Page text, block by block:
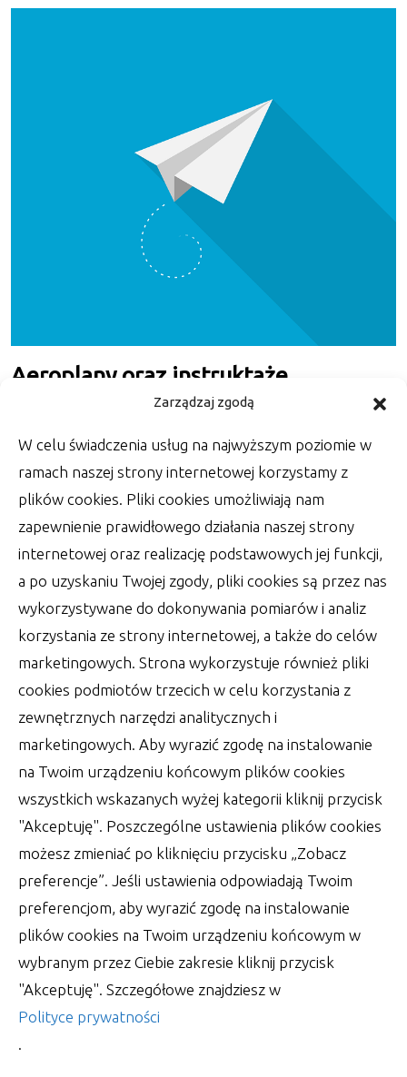
Zarządzaj zgodą
W celu świadczenia usług na najwyższym poziomie w
ramach naszej strony internetowej korzystamy z
plików cookies. Pliki cookies umożliwiają nam
zapewnienie prawidłowego działania naszej strony
internetowej oraz realizację podstawowych jej funkcji,
a po uzyskaniu Twojej zgody, pliki cookies są przez nas
wykorzystywane do dokonywania pomiarów i analiz
korzystania ze strony internetowej, a także do celów
marketingowych. Strona wykorzystuje również pliki
cookies podmiotów trzecich w celu korzystania z
zewnętrznych narzędzi analitycznych i
marketingowych. Aby wyrazić zgodę na instalowanie
na Twoim urządzeniu końcowym plików cookies
wszystkich wskazanych wyżej kategorii kliknij przycisk
"Akceptuję". Poszczególne ustawienia plików cookies
możesz zmieniać po kliknięciu przycisku „Zobacz
preferencje”. Jeśli ustawienia odpowiadają Twoim
preferencjom, aby wyrazić zgodę na instalowanie
plików cookies na Twoim urządzeniu końcowym w
wybranym przez Ciebie zakresie kliknij przycisk
"Akceptuję". Szczegółowe znajdziesz w
Polityce prywatności
.
Aeroplany oraz instruktaże
Każdy z nas spostrzegał samoloty, które latają
autor:Lucjan 25 lipca 2022
Sprawy rozwodowe oraz o
podział majątku – bitwy
prawnicze
Są to jedne z najtrudniejszych zagadnień
przeprowadzenia, kiedy małżeństwo